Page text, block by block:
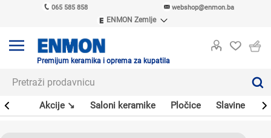
065 585 858 webshop@enmon.ba
ENMON Zemlje
ENMON MKD
Premijum keramika i oprema za kupatila
Akcije ↘ Saloni keramike Pločice Slavine